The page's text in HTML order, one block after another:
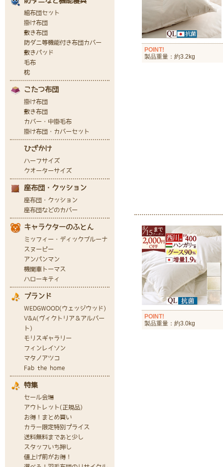
POINT!
製品重量：約3.2kg
POINT!
製品重量：約3.0kg